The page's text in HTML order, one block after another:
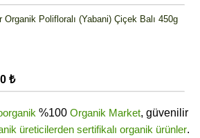
Organik Polifloralı (Yabani) Çiçek Balı 450g
₺
%100 Organik Market, güvenilir
üreticilerden sertifikalı organik ürünler.